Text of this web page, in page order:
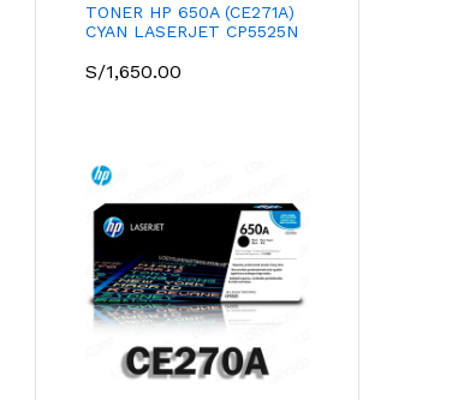
TONER HP 650A (CE271A)
CYAN LASERJET CP5525N
S/1,650.00